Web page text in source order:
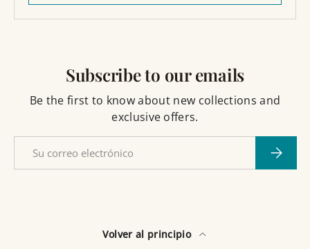
Subscribe to our emails
Be the first to know about new collections and
exclusive offers.
Volver al principio